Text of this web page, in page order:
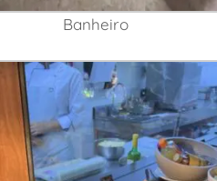
Banheiro